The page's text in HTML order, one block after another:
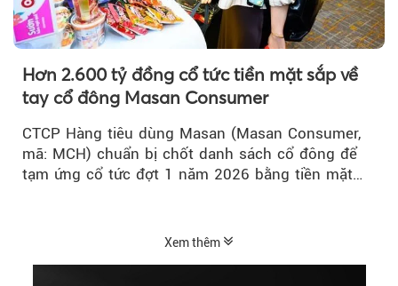
Hơn 2.600 tỷ đồng cổ tức tiền mặt sắp về
tay cổ đông Masan Consumer
CTCP Hàng tiêu dùng Masan (Masan Consumer,
mã: MCH) chuẩn bị chốt danh sách cổ đông để
tạm ứng cổ tức đợt 1 năm 2026 bằng tiền mặt
Xem thêm